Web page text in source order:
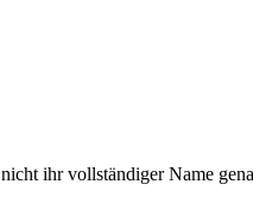
ihr vollständiger Name